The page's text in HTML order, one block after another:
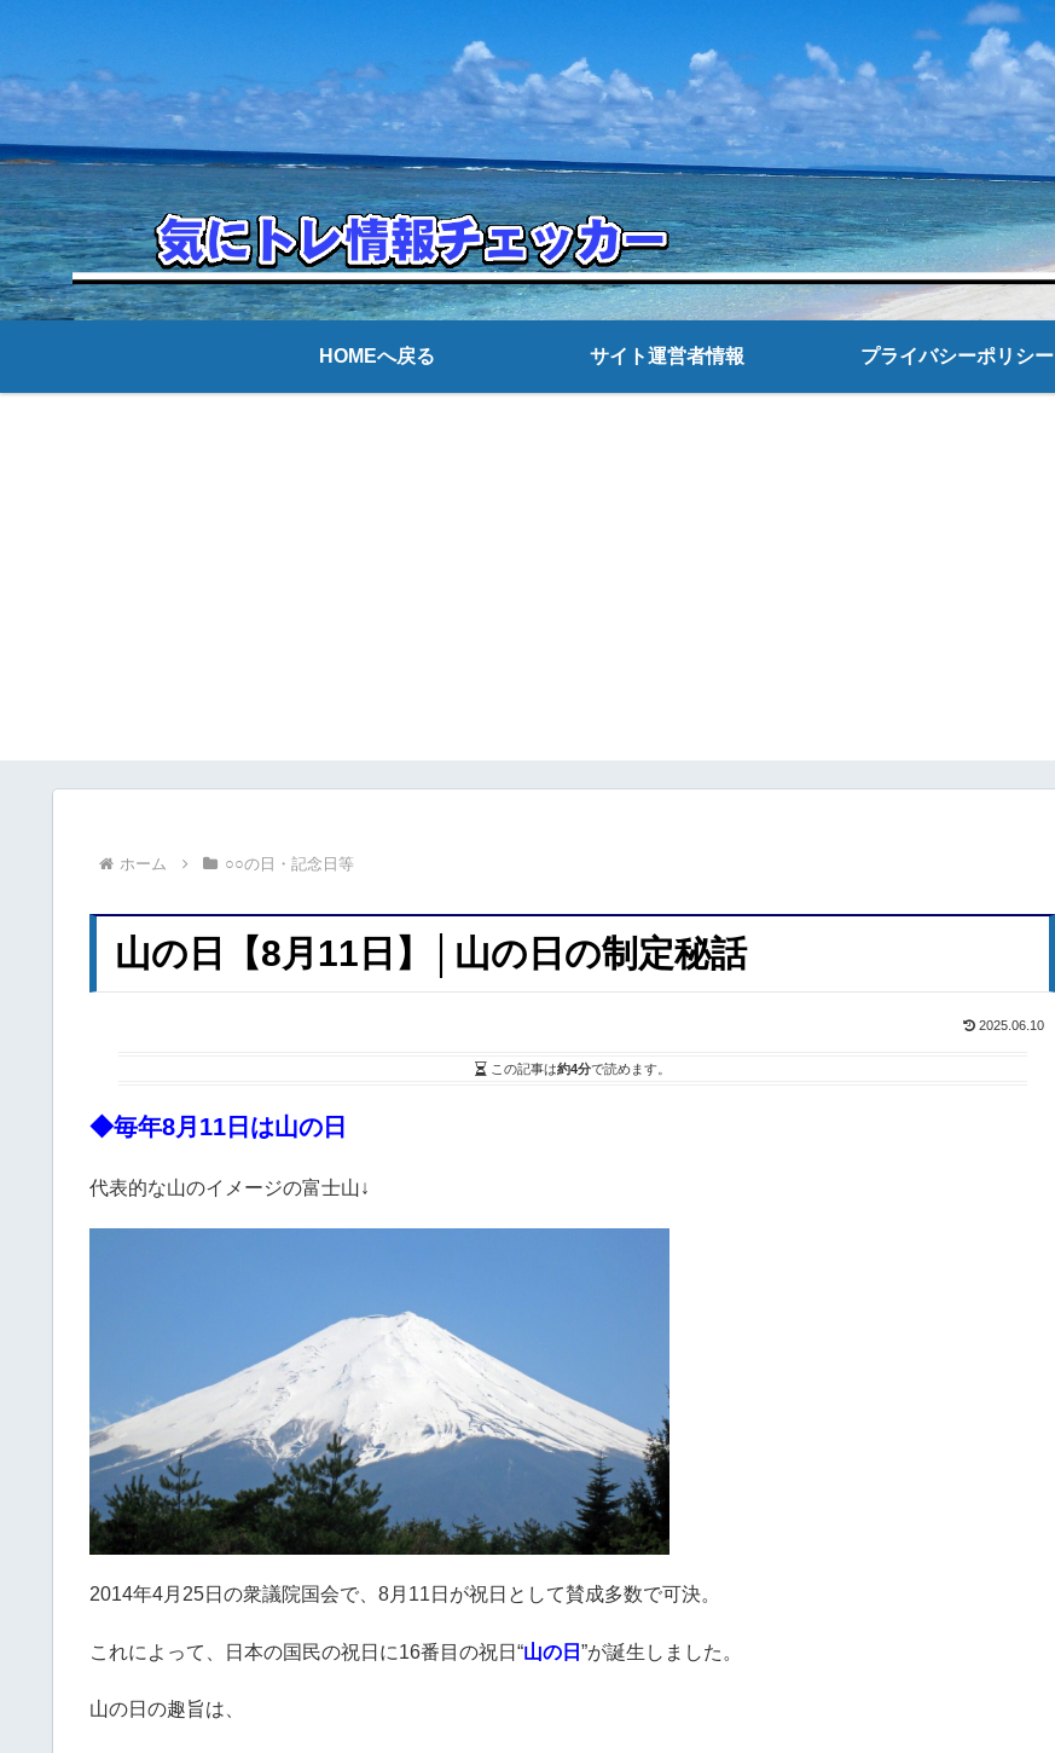
HOMEへ戻る サイト運営者情報 プライバシーポリシー
ホーム ○○の日・記念日等
山の日【8月11日】│山の日の制定秘話
2025.06.10
この記事は約4分で読めます。
◆毎年8月11日は山の日
代表的な山のイメージの富士山↓
2014年4月25日の衆議院国会で、8月11日が祝日として賛成多数で可決。
これによって、日本の国民の祝日に16番目の祝日“山の日 ”が誕生しました。
山の日の趣旨は、